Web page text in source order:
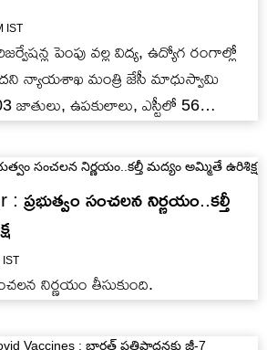
IST
పెంపు వల్ల విద్య, ఉద్యోగ రంగాల్లో
న్యాయశాఖ మంత్రి జేసీ మాధుస్వామి
జాతులు, ఉపకులాలు, ఎస్టీలో 56
ప్రభుత్వం సంచలన నిర్ణయం..కల్తీ
IST
నిర్ణయం తీసుకుంది.